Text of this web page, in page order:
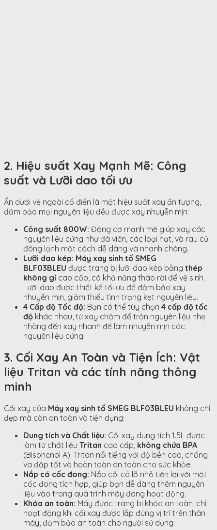
2. Hiệu suất Xay Mạnh Mẽ: Công
suất và Lưỡi dao tối ưu
Ẩn dưới vẻ ngoài cổ điển là một hiệu suất xay ấn tượng,
đảm bảo mọi nguyên liệu đều được xay nhuyễn mịn:
Công suất 800W: Động cơ mạnh mẽ giúp xay các
nguyên liệu cứng như đá viên, các loại hạt, và rau củ
đông lạnh một cách dễ dàng và nhanh chóng.
Lưỡi dao kép: Máy xay sinh tố SMEG
BLF03BLEU được trang bị lưỡi dao kép bằng thép
không gỉ cao cấp, có khả năng tháo rời để vệ sinh.
Lưỡi dao được thiết kế tối ưu để đảm bảo xay
nhuyễn mịn, giảm thiểu tình trạng kẹt nguyên liệu.
4 Cấp độ Tốc độ: Bạn có thể tùy chọn 4 cấp độ tốc
độ khác nhau, từ xay chậm để trộn nguyên liệu nhẹ
nhàng đến xay nhanh để làm nhuyễn mịn các
nguyên liệu cứng.
3. Cối Xay An Toàn và Tiện Ích: Vật
liệu Tritan và các tính năng thông
minh
Cối xay của Máy xay sinh tố SMEG BLF03BLEU không chỉ
đẹp mà còn an toàn và tiện dụng:
Dung tích và Chất liệu: Cối xay dung tích 1.5L được
làm từ chất liệu Tritan cao cấp, không chứa BPA
(Bisphenol A). Tritan nổi tiếng với độ bền cao, chống
va đập tốt và hoàn toàn an toàn cho sức khỏe.
Nắp có cốc đong: Nắp cối có lỗ nhỏ tiện lợi với một
cốc đong tích hợp, giúp bạn dễ dàng thêm nguyên
liệu vào trong quá trình máy đang hoạt động.
Khóa an toàn: Máy được trang bị khóa an toàn, chỉ
hoạt động khi cối xay được lắp đúng vị trí trên thân
máy, đảm bảo an toàn cho người sử dụng.